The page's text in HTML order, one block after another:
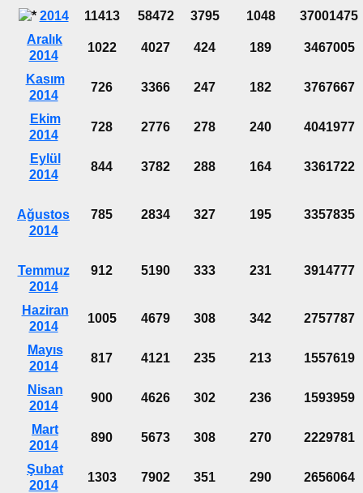
2014 11413 58472 3795 1048
37001475
Aralık
2014
1022 4027 424 189 3467005
Kasım
2014
726 3366 247 182 3767667
Ekim
2014
728 2776 278 240 4041977
Eylül
2014
844 3782 288 164 3361722
Ağustos
2014
785 2834 327 195 3357835
Temmuz
2014
912 5190 333 231 3914777
Haziran
2014
1005 4679 308 342 2757787
Mayıs
2014
817 4121 235 213 1557619
Nisan
2014
900 4626 302 236 1593959
Mart
2014
890 5673 308 270 2229781
Şubat
2014
1303 7902 351 290 2656064